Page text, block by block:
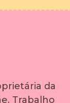
da
Trabalho